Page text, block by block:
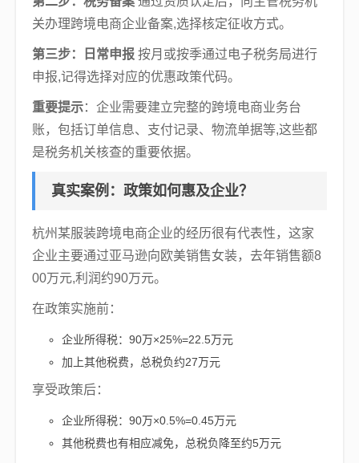
关办理跨境电商企业备案,选择核定征收方式。
第三步：日常申报 按月或按季通过电子税务局进行
申报,记得选择对应的优惠政策代码。
重要提示：企业需要建立完整的跨境电商业务台
账，包括订单信息、支付记录、物流单据等,这些都
是税务机关核查的重要依据。
真实案例：政策如何惠及企业？
杭州某服装跨境电商企业的经历很有代表性，这家
企业主要通过亚马逊向欧美销售女装，去年销售额8
00万元,利润约90万元。
在政策实施前：
企业所得税：90万×25%=22.5万元
加上其他税费，总税负约27万元
享受政策后：
企业所得税：90万×0.5%=0.45万元
其他税费也有相应减免，总税负降至约5万元